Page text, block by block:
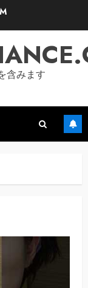
含みます